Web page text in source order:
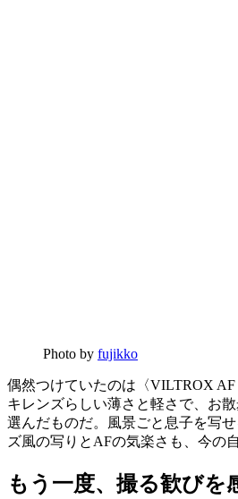
Photo by fujikko
偶然つけていたのは〈VILTROX AF
キレンズらしい薄さと軽さで、お
選んだものだ。風景ごと息子を写
ズ風の写りとAFの気楽さも、今の
もう一度、撮る歓びを